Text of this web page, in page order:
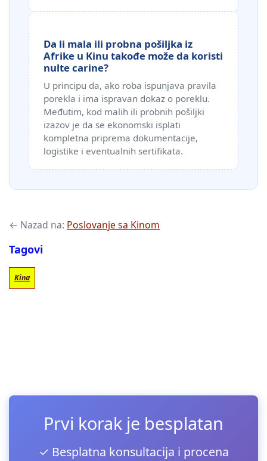
Da li mala ili probna pošiljka iz
Afrike u Kinu takođe može da koristi
nulte carine?
U principu da, ako roba ispunjava pravila
porekla i ima ispravan dokaz o poreklu.
Međutim, kod malih ili probnih pošiljki
izazov je da se ekonomski isplati
kompletna priprema dokumentacije,
logistike i eventualnih sertifikata.
← Nazad na: Poslovanje sa Kinom
Tagovi
Kina
Prvi korak je besplatan
✓ Besplatna konsultacija i procena